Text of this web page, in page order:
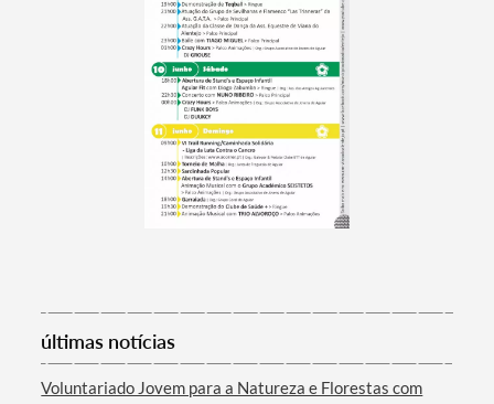
Categorias gerais
últimas notícias
Voluntariado Jovem para a Natureza e Florestas com